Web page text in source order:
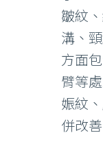
皺紋
溝、
方面
臂等
娠紋
併改善